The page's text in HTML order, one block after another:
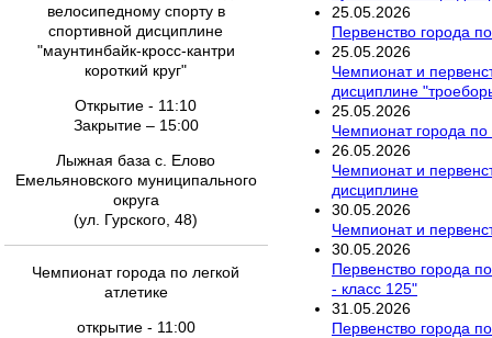
велосипедному спорту в
спортивной дисциплине
"маунтинбайк-кросс-кантри
короткий круг"
Открытие - 11:10
Закрытие – 15:00
Лыжная база с. Елово
Емельяновского муниципального
округа
(ул. Гурского, 48)
Чемпионат города по легкой
атлетике
открытие - 11:00
25 05 2026
Первенство города
25 05 2026
Чемпионат и
дисциплине
25 05 2026
Чемпионат города по
26 05 2026
Чемпионат и
дисциплине
30 05 2026
Чемпионат и
30 05 2026
Первенство города
- класс 125"
31 05 2026
Первенство города